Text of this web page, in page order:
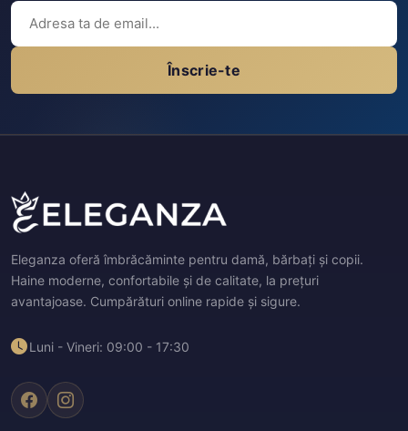
Înscrie-te
Eleganza oferă îmbrăcăminte pentru damă, bărbați și copii.
Haine moderne, confortabile și de calitate, la prețuri
avantajoase. Cumpărături online rapide și sigure.
Luni - Vineri: 09:00 - 17:30